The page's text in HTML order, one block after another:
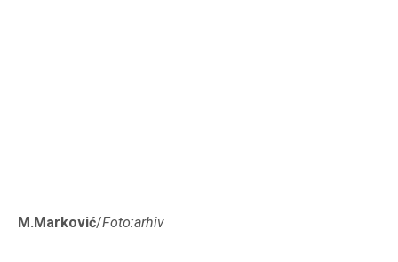
M.Marković/Foto:arhiv